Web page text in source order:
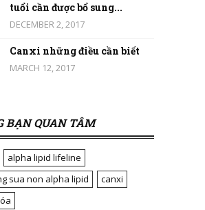
tuổi cần được bổ sung...
DECEMBER 2, 2017
Canxi những điều cần biết
MARCH 12, 2017
BẠN QUAN TÂM
alpha lipid lifeline
sua non alpha lipid
canxi